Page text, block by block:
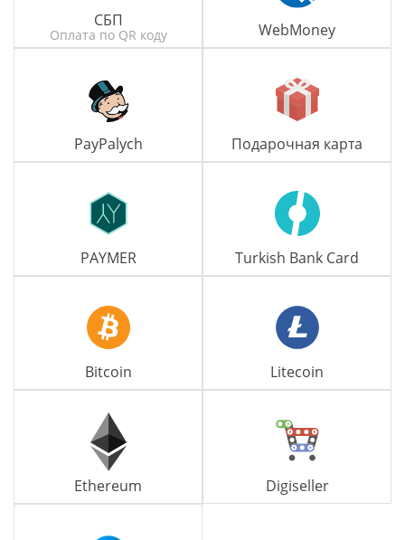
СБП
Оплата по QR коду WebMoney
PayPalych Подарочная карта
PAYMER Turkish Bank Card
Bitcoin Litecoin
Ethereum Digiseller